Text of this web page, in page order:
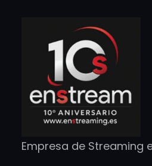
contenido
Empresa de Streaming